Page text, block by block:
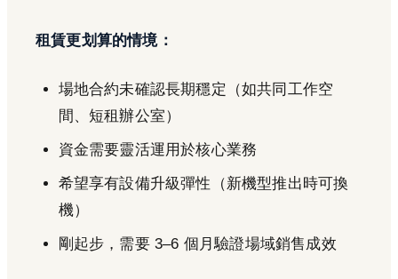
租賃更划算的情境：
場地合約未確認長期穩定（如共同工作空
間、短租辦公室）
資金需要靈活運用於核心業務
希望享有設備升級彈性（新機型推出時可換
機）
剛起步，需要 3–6 個月驗證場域銷售成效